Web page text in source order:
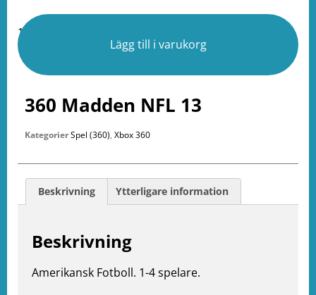
1 i lager
Lägg till i varukorg
360 Madden NFL 13
KategorierSpel (360), Xbox 360
Beskrivning Ytterligare information
Beskrivning
Amerikansk Fotboll. 1-4 spelare.